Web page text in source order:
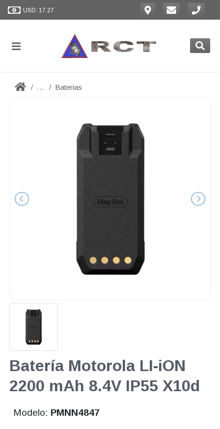
USD: 17.27
... Baterias
Batería Motorola LI-iON
2200 mAh 8.4V IP55 X10d
Modelo: PMNN4847